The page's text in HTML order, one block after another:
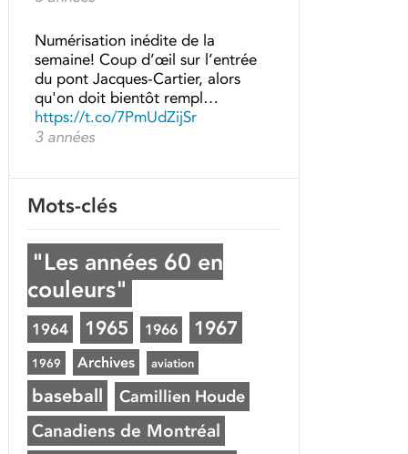
Numérisation inédite de la
semaine! Coup d’œil sur l’entrée
du pont Jacques-Cartier, alors
qu'on doit bientôt rempl…
https://t.co/7PmUdZijSr
3 années
Mots-clés
"Les années 60 en
couleurs"
1964 1965 1966 1967
1969 Archives aviation
baseball Camillien Houde
Canadiens de Montréal